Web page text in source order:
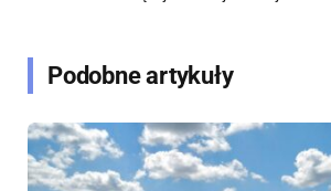
Podobne artykuły